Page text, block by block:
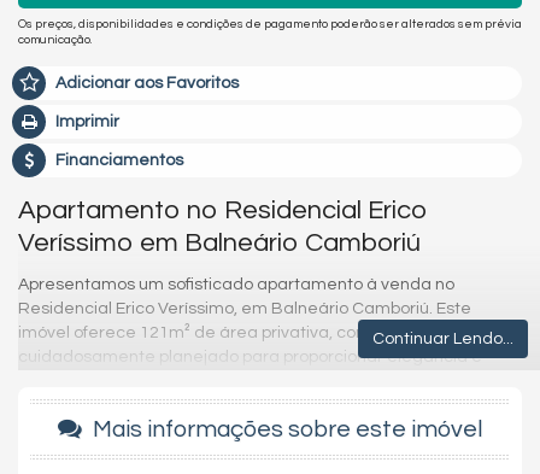
Os preços, disponibilidades e condições de pagamento poderão ser alterados sem prévia
comunicação.
Adicionar aos Favoritos
Imprimir
Financiamentos
Apartamento no Residencial Erico
Veríssimo em Balneário Camboriú
Apresentamos um sofisticado apartamento à venda no
Residencial Erico Veríssimo, em Balneário Camboriú. Este
imóvel oferece 121m² de área privativa, com um design
cuidadosamente planejado para proporcionar elegância e
perfeitas para quem busca privacidade e comodidade. Além
disso, possui duas vagas de garagem e está finamente
mobiliado e decorado, pronto para você viver com estilo.
Continuar Lendo...
Mais informações sobre este imóvel